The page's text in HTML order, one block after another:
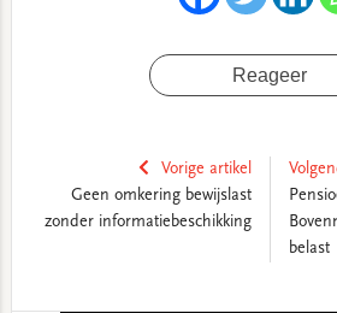
Reageer
Vorige artikel
Geen omkering bewijslast
zonder informatiebeschikking
belast